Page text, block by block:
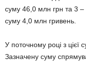
суму 46,0 млн грн та 3 –
суму 4,0 млн гривень.
У поточному році з цієї
Зазначену суму